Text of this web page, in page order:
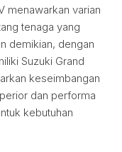
menawarkan varian
tenaga yang
demikian, dengan
Suzuki Grand
keseimbangan
dan performa
kebutuhan